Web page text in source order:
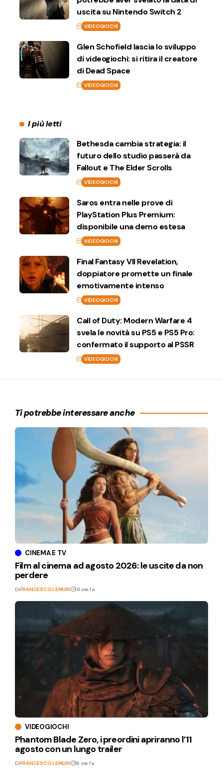
uscita su Nintendo Switch 2
VIDEOGIOCHI
Glen Schofield lascia lo sviluppo
di videogiochi: si ritira il creatore
di Dead Space
VIDEOGIOCHI
I più letti
Bethesda cambia strategia: il
futuro dello studio passerà da
Fallout e The Elder Scrolls
VIDEOGIOCHI
Saros entra nelle prove di
PlayStation Plus Premium:
disponibile una demo estesa
VIDEOGIOCHI
Final Fantasy VII Revelation,
doppiatore promette un finale
emotivamente intenso
VIDEOGIOCHI
Call of Duty: Modern Warfare 4
svela le novità su PS5 e PS5 Pro:
confermato il supporto al PSSR
VIDEOGIOCHI
Ti potrebbe interessare anche
CINEMA E TV
Film al cinema ad agosto 2026: le uscite da non
perdere
DiFRANCESCO LEMURI 18 ore fa
VIDEOGIOCHI
Phantom Blade Zero, i preordini apriranno l’11
agosto con un lungo trailer
DiFRANCESCO LEMURI 16 ore fa